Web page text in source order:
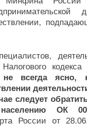
не всегда ясно,
следует
населению ОК
России от